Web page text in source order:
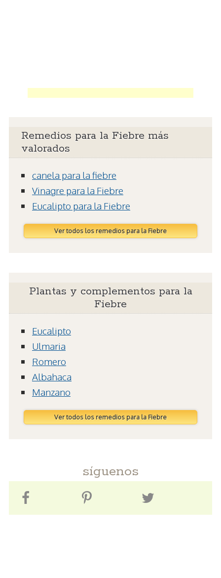
Remedios para la Fiebre más
valorados
canela para la fiebre
Vinagre para la Fiebre
Eucalipto para la Fiebre
Ver todos los remedios para la Fiebre
Plantas y complementos para la
Fiebre
Eucalipto
Ulmaria
Romero
Albahaca
Manzano
Ver todos los remedios para la Fiebre
síguenos